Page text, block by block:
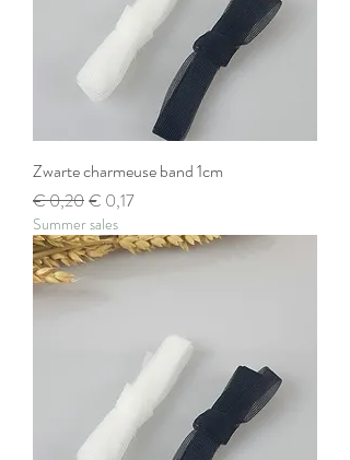
Zwarte charmeuse band 1cm
Normale prijs
€ 0,20Verkoopprijs
€ 0,17
Summer sales